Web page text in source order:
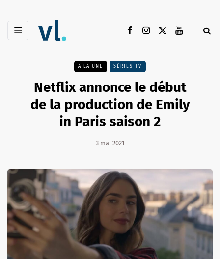
A LA UNE SÉRIES TV
Netflix annonce le début
de la production de Emily
in Paris saison 2
3 mai 2021